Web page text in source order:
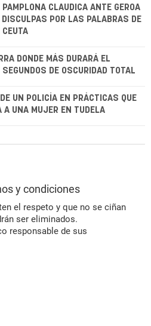
PAMPLONA CLAUDICA ANTE GEROA
POR LAS PALABRAS DE
CEUTA
DONDE MÁS DURARÁ EL
DE OSCURIDAD TOTAL
UN POLICÍA EN PRÁCTICAS QUE
A UNA MUJER EN TUDELA
y condiciones
el respeto y que no se ciñan
ser eliminados.
responsable de sus